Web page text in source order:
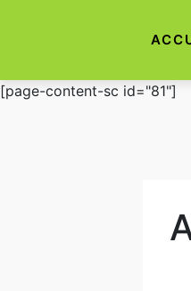
Aller
[page-content-sc id="81"]